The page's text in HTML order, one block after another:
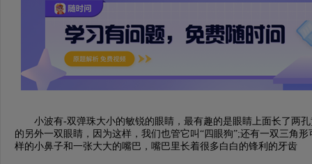
小波有-双弹珠大小的敏锐的眼睛，最有趣的是眼睛上面长了两孔
的另外一双眼睛，因为这样，我们也管它叫“四眼狗”;还有一双三角
样的小鼻子和一张大大的嘴巴，嘴巴里长着很多白白的锋利的牙齿